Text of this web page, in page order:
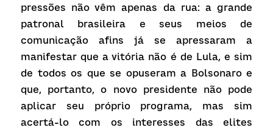
pressões não vêm apenas da rua: a grande
patronal brasileira e seus meios de
comunicação afins já se apressaram a
manifestar que a vitória não é de Lula, e sim
de todos os que se opuseram a Bolsonaro e
que, portanto, o novo presidente não pode
aplicar seu próprio programa, mas sim
acertá-lo com os interesses das elites